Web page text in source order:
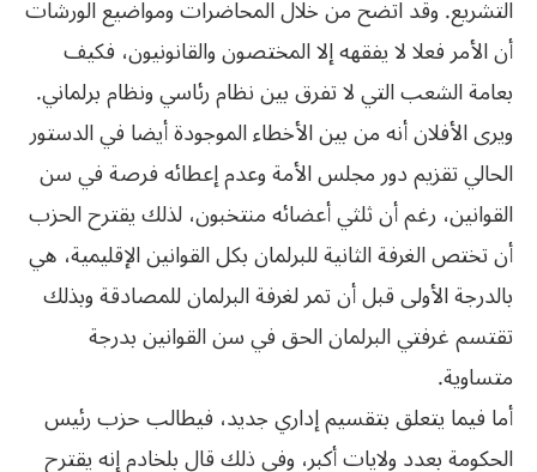
‬بعامة‮ ‬الشعب‮ ‬التي‮ ‬لا‮ ‬تفرق‮ ‬بين‮ ‬نظام‮ ‬رئاسي‮ ‬ونظام‮ ‬برلماني‮.‬
ويرى الأفلان أنه من بين الأخطاء الموجودة أيضا في الدستور
الحالي تقزيم دور مجلس الأمة وعدم إعطائه فرصة في سن
القوانين، رغم أن ثلثي أعضائه منتخبون، لذلك يقترح الحزب
أن تختص الغرفة الثانية للبرلمان بكل القوانين الإقليمية، هي
‬متساوية‮.‬
أما فيما يتعلق بتقسيم إداري جديد، فيطالب حزب رئيس
الحكومة بعدد ولايات أكبر، وفي ذلك قال بلخادم إنه يقترح